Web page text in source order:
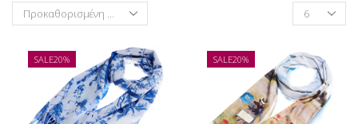
Products
per
SALE20% SALE20%